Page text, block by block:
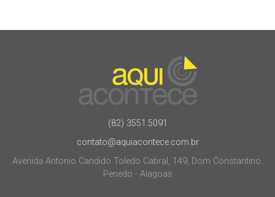
(82) 3551.5091
contato@aquiacontece.com.br
Avenida Antonio Candido Toledo Cabral, 149, Dom Constantino.
Penedo - Alagoas